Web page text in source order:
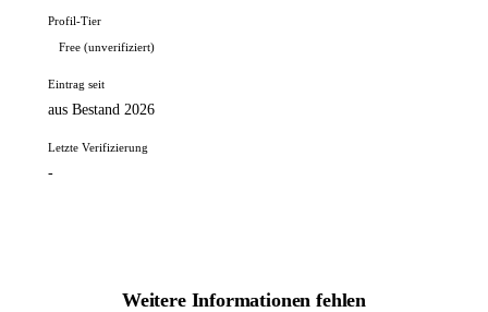
Profil-Tier
Free (unverifiziert)
Eintrag seit
aus Bestand 2026
Letzte Verifizierung
-
Weitere Informationen fehlen